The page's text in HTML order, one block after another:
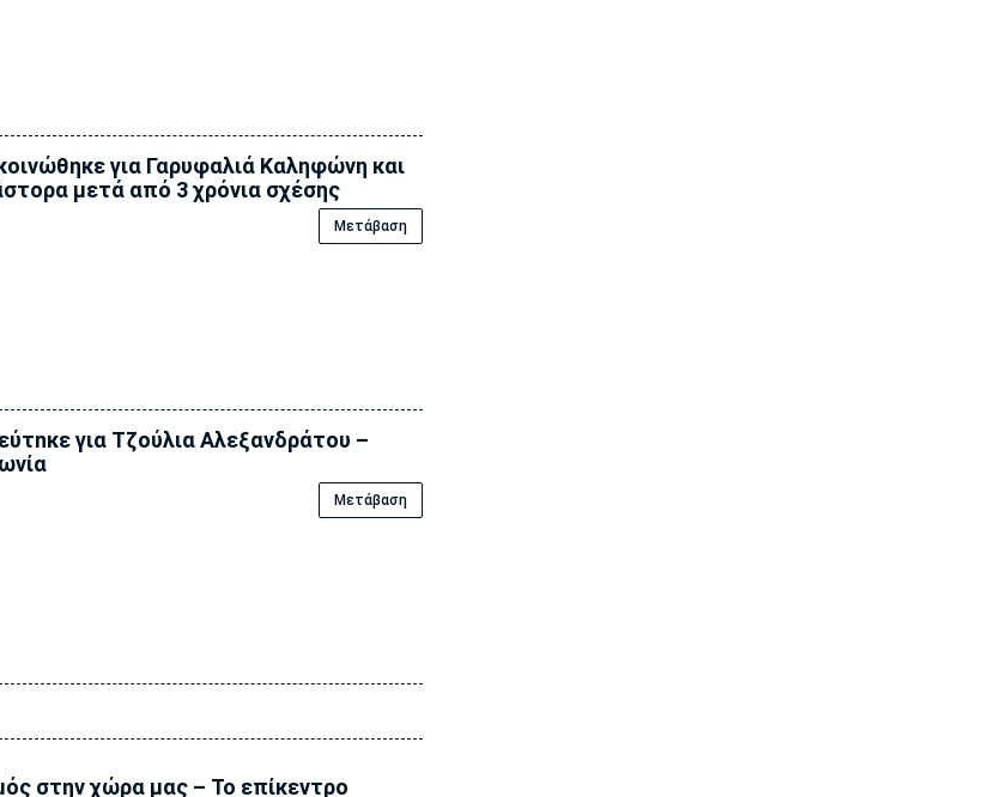
για Γαρυφαλιά Καληφώνη και
μετά από 3 χρόνια σχέσης
Μετάβαση
για Τζούλια Αλεξανδράτου –
Μετάβαση
στην χώρα μας – Το επίκεντρο